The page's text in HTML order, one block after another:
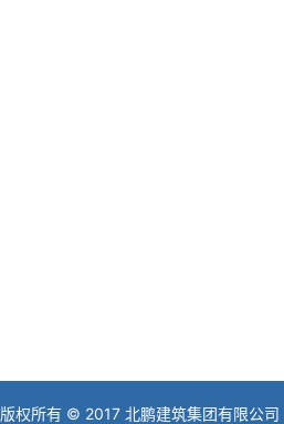
版权所有 © 2017 北鹏建筑集团有限公司